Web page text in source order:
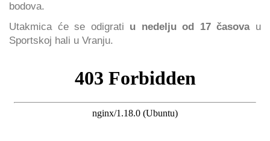
bodova.
Utakmica će se odigrati u nedelju od 17 časovau
Sportskoj hali u Vranju.